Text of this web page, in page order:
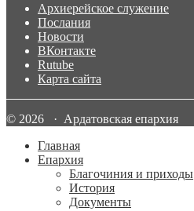
Архиерейское служение
Послания
Новости
ВКонтакте
Rutube
Карта сайта
© 2026 · Ардатовская епархия
Главная
Епархия
Благочиния и приходы
История
Документы